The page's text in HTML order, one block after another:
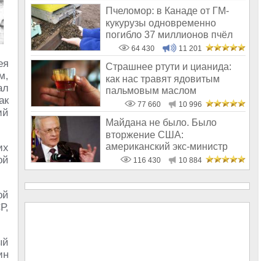
Пчеломор: в Канаде от ГМ-
кукурузы одновременно
погибло 37 миллионов пчёл
64 430 11 201
Страшнее ртути и цианида:
как нас травят ядовитым
пальмовым маслом
77 660 10 996
Майдана не было. Было
вторжение США:
американский экс-министр
написал открытое пись
116 430 10 884